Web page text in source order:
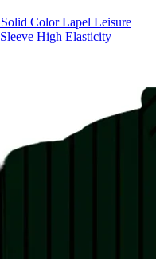
Color Lapel Leisure
High Elasticity